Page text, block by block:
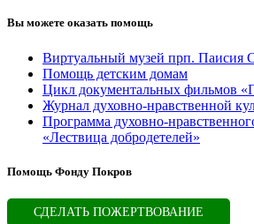
Вы можете оказать помощь
Виртуальный музей прп. Паисия
Помощь детским домам
Цикл документальных фильмов
Журнал духовно-нравственной
Программа духовно-
«Лествица добродетелей»
Помощь Фонду Покров
СДЕЛАТЬ ПОЖЕРТВОВАНИЕ